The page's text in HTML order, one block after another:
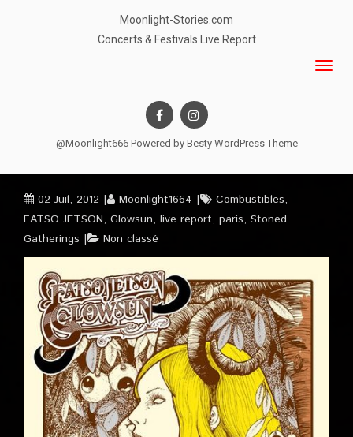
Moonlight-Stories.com
Concerts & Festivals Live Report
@Moonlight666 Powered by Besty WordPress Theme
02 Juil, 2012 Moonlight1664 Combustibles,
FATSO JETSON, Glowsun, live report, paris, Stoned
Gatherings
Non classé